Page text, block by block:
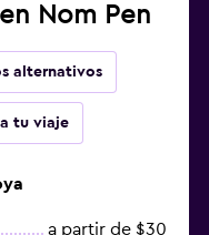
Nom Pen
alternativos
tu viaje
a partir de $30